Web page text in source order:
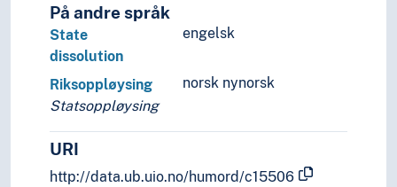
På andre språk
engelsk
State
dissolution
norsk nynorsk
Riksoppløysing
Statsoppløysing
URI
http://data.ub.uio.no/humord/c15506